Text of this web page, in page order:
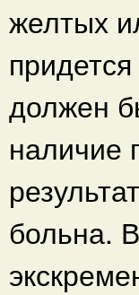
желтых
должен
наличие
больна.